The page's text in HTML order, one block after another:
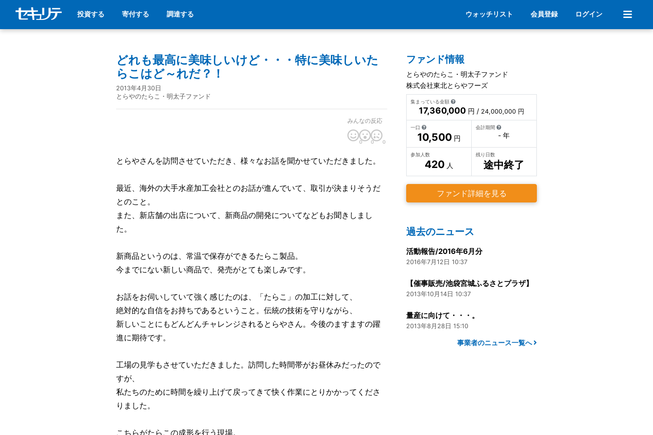
投資する 寄付する 調達する ウォッチリスト 会員登録 ログイン
どれも最高に美味しいけど・・・特に美味しいた
らこはど～れだ？！
2013年4月30日
とらやのたらこ・明太子ファンド
みんなの反応
0 0 0
とらやさんを訪問させていただき、様々なお話を聞かせていただきました。
最近、海外の大手水産加工会社とのお話が進んでいて、取引が決まりそうだ
とのこと。
また、新店舗の出店について、新商品の開発についてなどもお聞きしまし
た。
新商品というのは、常温で保存ができるたらこ製品。
今までにない新しい商品で、発売がとても楽しみです。
お話をお伺いしていて強く感じたのは、「たらこ」の加工に対して、
絶対的な自信をお持ちであるということ。伝統の技術を守りながら、
新しいことにもどんどんチャレンジされるとらやさん。今後のますますの躍
進に期待です。
工場の見学もさせていただきました。訪問した時間帯がお昼休みだったので
すが、
私たちのために時間を繰り上げて戻ってきて快く作業にとりかかってくださ
りました。
こちらがたらこの成形を行う現場。
ファンド情報
とらやのたらこ・明太子ファンド
株式会社東北とらやフーズ
集まっている金額
17,360,000 円 / 24,000,000 円
一口
10,500円
会計期間
- 年
参加人数
420人
残り日数
途中終了
ファンド詳細を見る
過去のニュース
活動報告/2016年6月分
2016年7月12日 10:37
【催事販売/池袋宮城ふるさとプラザ】
2013年10月14日 10:37
量産に向けて・・・。
2013年8月28日 15:10
事業者のニュース一覧へ